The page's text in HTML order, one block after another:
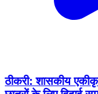
ठीकरी: शासकीय